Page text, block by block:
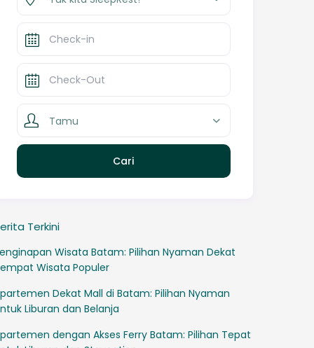
Tamu
Terkini
Wisata Batam: Pilihan Nyaman Dekat
Wisata Populer
Dekat Mall di Batam: Pilihan Nyaman
Liburan dan Belanja
dengan Akses Ferry Batam: Pilihan Tepat